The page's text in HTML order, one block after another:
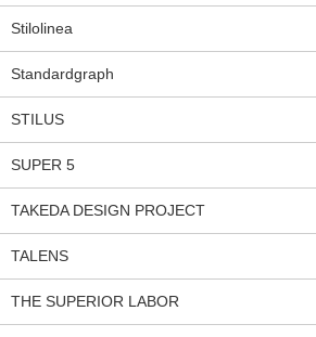
Stilolinea
Standardgraph
STILUS
SUPER 5
TAKEDA DESIGN PROJECT
TALENS
THE SUPERIOR LABOR